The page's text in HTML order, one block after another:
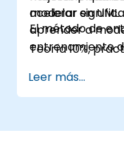
acelerar
modelar en
aprender a
entrenamiento
El método de
Teoría 10%,
Leer más...